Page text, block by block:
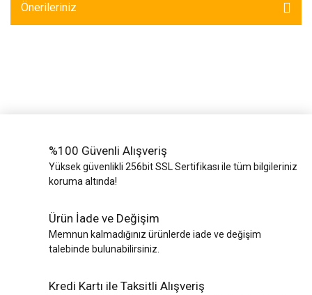
Önerileriniz
%100 Güvenli Alışveriş
Yüksek güvenlikli 256bit SSL Sertifikası ile tüm bilgileriniz
koruma altında!
Ürün İade ve Değişim
Memnun kalmadığınız ürünlerde iade ve değişim
talebinde bulunabilirsiniz.
Kredi Kartı ile Taksitli Alışveriş